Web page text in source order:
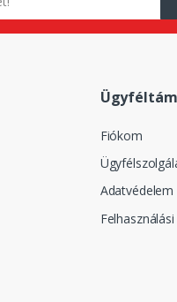
Fiókom
Adatvédelem